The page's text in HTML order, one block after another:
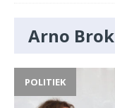
Arno Brok
POLITIEK